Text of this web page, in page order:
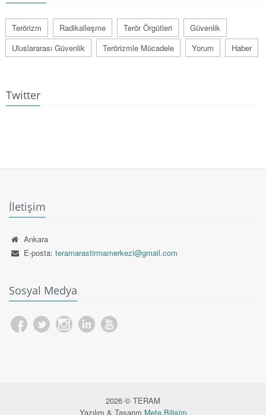
Terörizm Radikalleşme Terör Örgütleri
Güvenlik
Uluslararası Güvenlik
Terörizmle Mücadele Yorum Haber
Twitter
İletişim
Ankara
E-posta: teramarastirmamerkezi@gmail.com
Sosyal Medya
2026 © TERAM
Yazılım & Tasarım Mete Bilişim